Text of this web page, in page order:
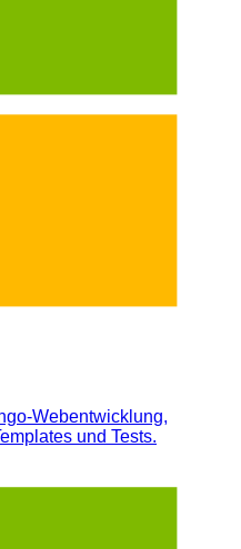
Webentwicklung,
und Tests.